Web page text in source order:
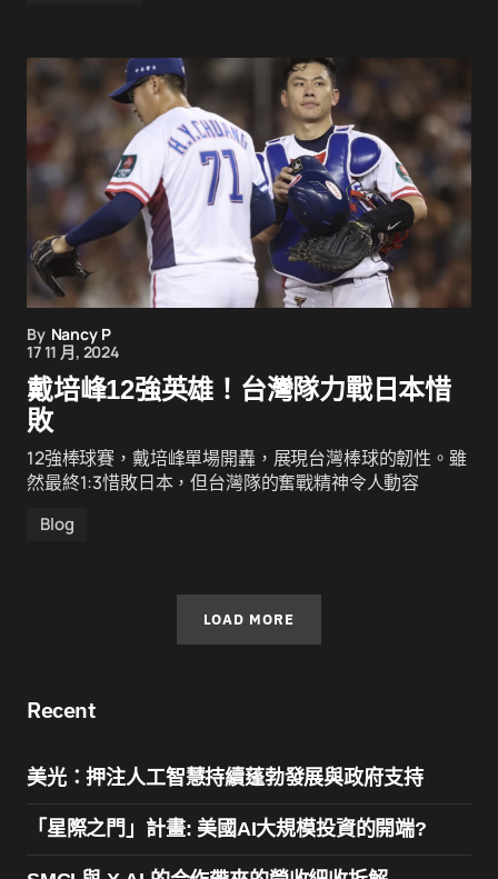
By Nancy P
17 11 月, 2024
戴培峰12強英雄！台灣隊力戰日本惜
敗
12強棒球賽，戴培峰單場開轟，展現台灣棒球的韌性。雖
然最終1:3惜敗日本，但台灣隊的奮戰精神令人動容
Blog
LOAD MORE
Recent
美光：押注人工智慧持續蓬勃發展與政府支持
「星際之門」計畫: 美國AI大規模投資的開端?